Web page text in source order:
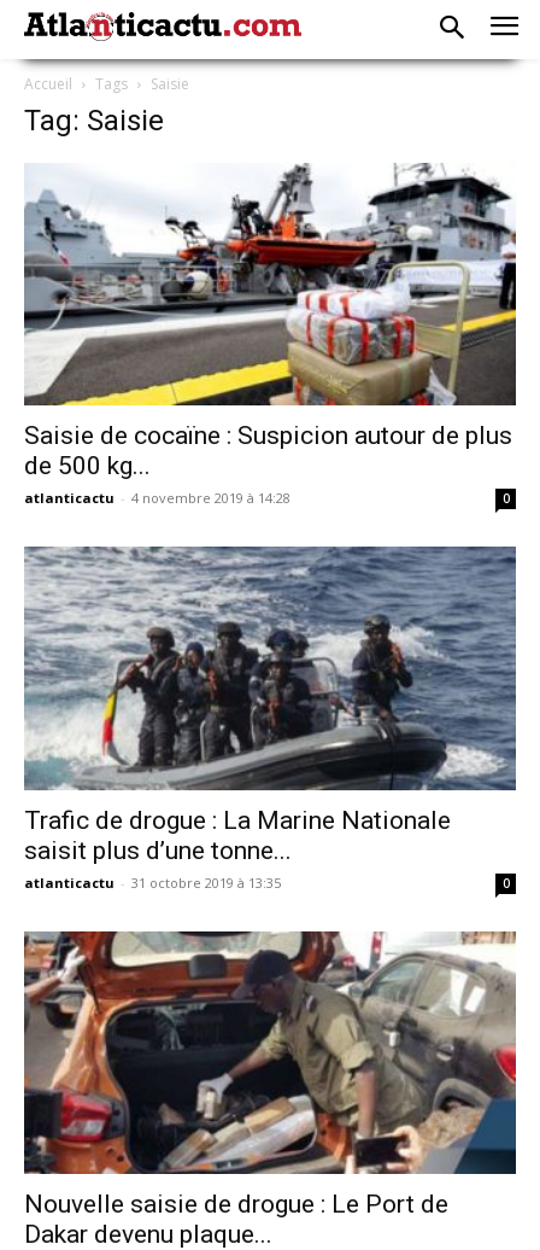
Accueil Tags Saisie
Tag: Saisie
Saisie de cocaïne : Suspicion autour de plus
de 500 kg...
atlanticactu - 4 novembre 2019 à 14:28 0
Trafic de drogue : La Marine Nationale
saisit plus d’une tonne...
atlanticactu - 31 octobre 2019 à 13:35 0
Nouvelle saisie de drogue : Le Port de
Dakar devenu plaque...